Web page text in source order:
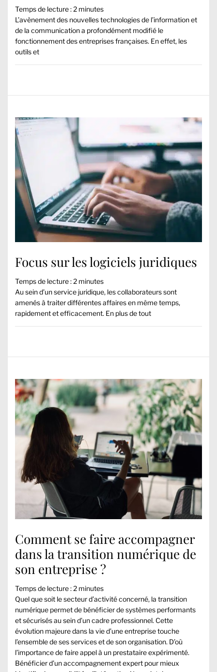
Temps de lecture :2 minutes
L’avènement des nouvelles technologies de l’information et
de la communication a profondément modifié le
fonctionnement des entreprises françaises. En effet, les
outils et
Focus sur les logiciels juridiques
Temps de lecture :2 minutes
Au sein d’un service juridique, les collaborateurs sont
amenés à traiter différentes affaires en même temps,
rapidement et efficacement. En plus de tout
Comment se faire accompagner
dans la transition numérique de
son entreprise ?
Temps de lecture :2 minutes
Quel que soit le secteur d’activité concerné, la transition
numérique permet de bénéficier de systèmes performants
et sécurisés au sein d’un cadre professionnel. Cette
évolution majeure dans la vie d’une entreprise touche
l’ensemble de ses services et de son organisation. D’où
l’importance de faire appel à un prestataire expérimenté.
Bénéficier d’un accompagnement expert pour mieux